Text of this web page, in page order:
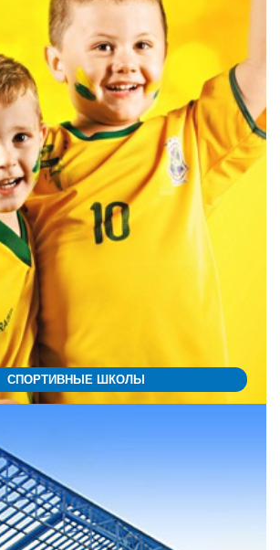
СПОРТИВНЫЕ ШКОЛЫ